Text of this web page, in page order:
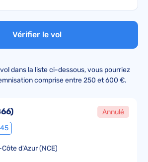
Vérifier le vol
dans la liste ci-dessous, vous pourriez
comprise entre 250 et 600 €.
) Annulé
d'Azur (NCE)